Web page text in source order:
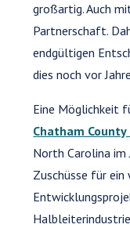
großartig. Auch
Partnerschaft.
endgültigen
dies noch vor
Eine Möglichkeit
Chatham County
North Carolina im
Zuschüsse für